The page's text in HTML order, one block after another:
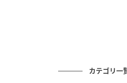
カテゴリ一